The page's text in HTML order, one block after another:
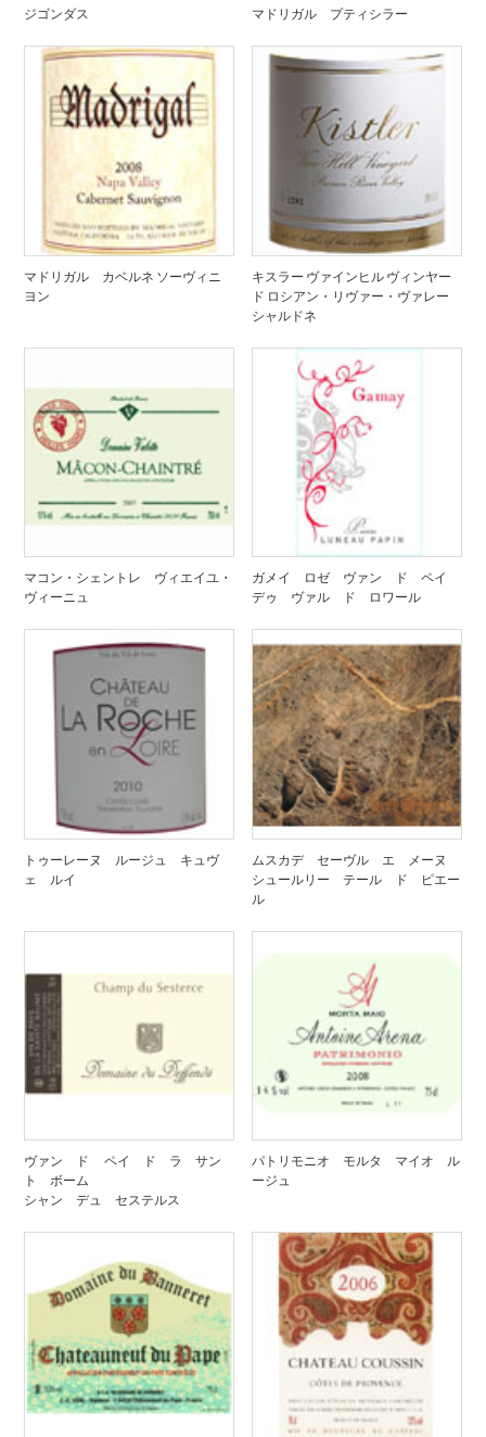
ジゴンダス マドリガル プティシラー
マドリガル カベルネ ソーヴィニ
ヨン
キスラー ヴァインヒル ヴィンヤー
ド ロシアン・リヴァー・ヴァレー
シャルドネ
マコン・シェントレ ヴィエイユ・
ヴィーニュ
ガメイ ロゼ ヴァン ド ペイ
デゥ ヴァル ド ロワール
トゥーレーヌ ルージュ キュヴ
ェ ルイ
ムスカデ セーヴル エ メーヌ
シュールリー テール ド ピエー
ル
ヴァン ド ペイ ド ラ サン
ト ボーム
シャン デュ セステルス
パトリモニオ モルタ マイオ ル
ージュ